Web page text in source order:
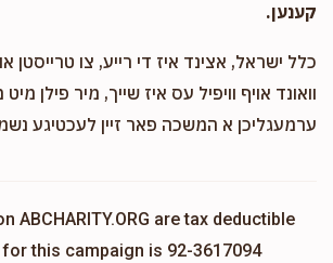
קענען.
כלל ישראל, אצינד איז די רייע, צו טרייסטן
וואונד אויף וויפיל עס איז שייך, מיר פילן מיט
ערמעגליכן א המשכה פאר זיין לעכטיגע
ABCHARITY.ORG are tax deductible
for this campaign is 92-3617094